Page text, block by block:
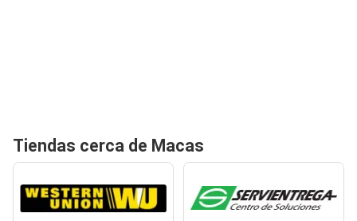
Tiendas cerca de Macas